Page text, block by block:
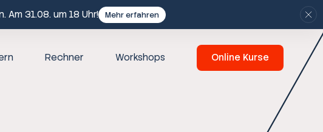
Am 31.08. um 18 Uhr! Mehr erfahren
Rechner Workshops Online Kurse